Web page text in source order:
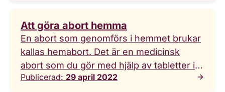
Att göra abort hemma
En abort som genomförs i hemmet brukar
kallas hemabort. Det är en medicinsk
abort som du gör med hjälp av tabletter i
två omgångar.
Publicerad: 29 april 2022